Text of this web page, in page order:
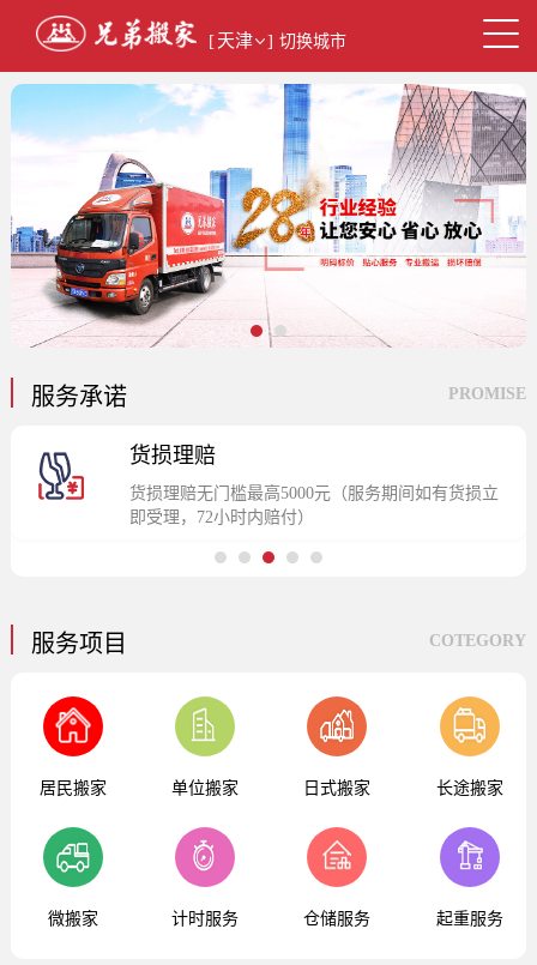
[天津 ] 切换城市
1 2
服务承诺 PROMISE
货损理赔
货损理赔无门槛最高5000元（服务期间如有货损立
即受理，72小时内赔付）
1 2 3 4 5
服务项目 COTEGORY
居民搬家 单位搬家 日式搬家 长途搬家
微搬家 计时服务 仓储服务 起重服务